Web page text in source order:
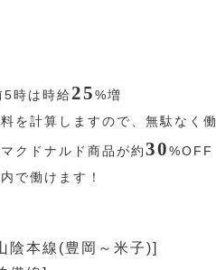
時は時給25%増
を計算しますので、無駄なく働
クドナルド商品が約30%OFF
で働けます！
陰本線(豊岡～米子)]